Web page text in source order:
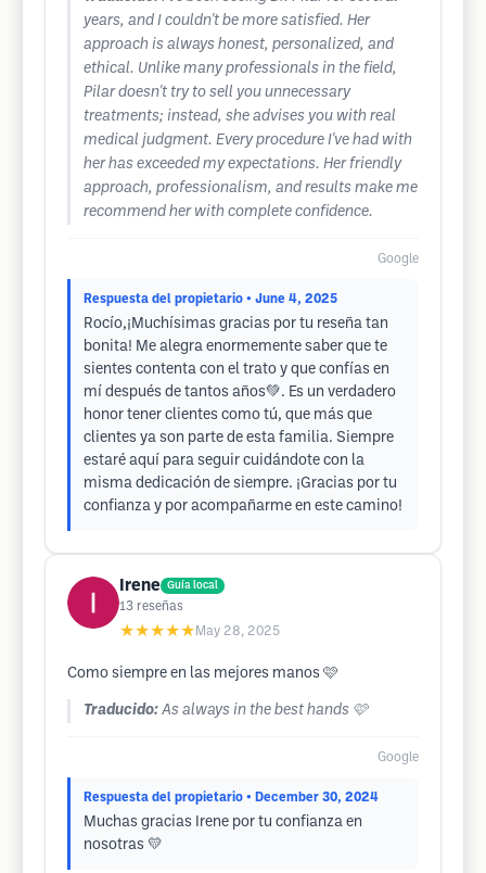
years, and I couldn't be more satisfied. Her
approach is always honest, personalized, and
ethical. Unlike many professionals in the field,
Pilar doesn't try to sell you unnecessary
treatments; instead, she advises you with real
medical judgment. Every procedure I've had with
her has exceeded my expectations. Her friendly
approach, professionalism, and results make me
recommend her with complete confidence.
Google
Respuesta del propietario • June 4, 2025
Rocío,¡Muchísimas gracias por tu reseña tan
bonita! Me alegra enormemente saber que te
sientes contenta con el trato y que confías en
mí después de tantos años💚. Es un verdadero
honor tener clientes como tú, que más que
clientes ya son parte de esta familia. Siempre
estaré aquí para seguir cuidándote con la
misma dedicación de siempre. ¡Gracias por tu
confianza y por acompañarme en este camino!
Irene Guía local
13 reseñas
★★★★★ May 28, 2025
Como siempre en las mejores manos 🩷
Traducido: As always in the best hands 🩷
Google
Respuesta del propietario • December 30, 2024
Muchas gracias Irene por tu confianza en
nosotras 💛